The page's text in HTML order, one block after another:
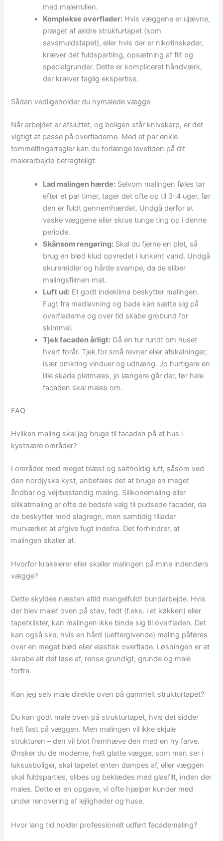
med malerrullen.
Komplekse overflader: Hvis væggene er ujævne,
præget af ældre strukturtapet (som
savsmuldstapet), eller hvis der er nikotinskader,
kræver det fuldspartling, opsætning af filt og
specialgrunder. Dette er kompliceret håndværk,
der kræver faglig ekspertise.
Sådan vedligeholder du nymalede vægge
Når arbejdet er afsluttet, og boligen står knivskarp, er det
vigtigt at passe på overfladerne. Med et par enkle
tommelfingerregler kan du forlænge levetiden på dit
malerarbejde betragteligt:
Lad malingen hærde: Selvom malingen føles tør
efter et par timer, tager det ofte op til 3-4 uger, før
den er fuldt gennemhærdet. Undgå derfor at
vaske væggene eller skrue tunge ting op i denne
periode.
Skånsom rengøring: Skal du fjerne en plet, så
brug en blød klud opvredet i lunkent vand. Undgå
skuremidler og hårde svampe, da de sliber
malingsfilmen mat.
Luft ud: Et godt indeklima beskytter malingen.
Fugt fra madlavning og bade kan sætte sig på
overfladerne og over tid skabe grobund for
skimmel.
Tjek facaden årligt: Gå en tur rundt om huset
hvert forår. Tjek for små revner eller afskalninger,
især omkring vinduer og udhæng. Jo hurtigere en
lille skade pletmales, jo længere går der, før hele
facaden skal males om.
FAQ
Hvilken maling skal jeg bruge til facaden på et hus i
kystnære områder?
I områder med meget blæst og saltholdig luft, såsom ved
den nordjyske kyst, anbefales det at bruge en meget
åndbar og vejrbestandig maling. Silikonemaling eller
silikatmaling er ofte de bedste valg til pudsede facader, da
de beskytter mod slagregn, men samtidig tillader
murværket at afgive fugt indefra. Det forhindrer, at
malingen skaller af.
Hvorfor krakelerer eller skaller malingen på mine indendørs
vægge?
Dette skyldes næsten altid mangelfuldt bundarbejde. Hvis
der blev malet oven på støv, fedt (f.eks. i et køkken) eller
tapetklister, kan malingen ikke binde sig til overfladen. Det
kan også ske, hvis en hård (ueftergivende) maling påføres
over en meget blød eller elastisk overflade. Løsningen er at
skrabe alt det løse af, rense grundigt, grunde og male
forfra.
Kan jeg selv male direkte oven på gammelt strukturtapet?
Du kan godt male oven på strukturtapet, hvis det sidder
helt fast på væggen. Men malingen vil ikke skjule
strukturen – den vil blot fremhæve den med en ny farve.
Ønsker du de moderne, helt glatte vægge, som man ser i
luksusboliger, skal tapetet enten dampes af, eller væggen
skal fuldspartles, slibes og beklædes med glasfilt, inden der
males. Dette er en opgave, vi ofte hjælper kunder med
under renovering af lejligheder og huse.
Hvor lang tid holder professionelt udført facademaling?